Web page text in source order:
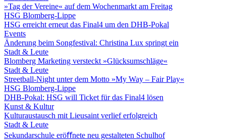
»Tag der Vereine« auf dem Wochenmarkt am Freitag
HSG Blomberg-Lippe
HSG erreicht erneut das Final4 um den DHB-Pokal
Events
Änderung beim Songfestival: Christina Lux springt ein
Stadt & Leute
Blomberg Marketing versteckt »Glücksumschläge«
Stadt & Leute
Streetball-Night unter dem Motto »My Way – Fair Play«
HSG Blomberg-Lippe
DHB-Pokal: HSG will Ticket für das Final4 lösen
Kunst & Kultur
Kulturaustausch mit Lieusaint verlief erfolgreich
Stadt & Leute
Sekundarschule eröﬀnete neu gestalteten Schulhof